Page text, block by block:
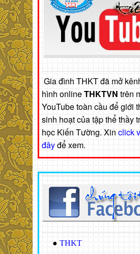
Gia đình THKT đã mở
hình onlineTHKTVN trên
YouTube toàn cầu để giới
sinh hoạt của tập thể thầy
học Kiến Tường. Xin click
đâyđể xem.
● THKT